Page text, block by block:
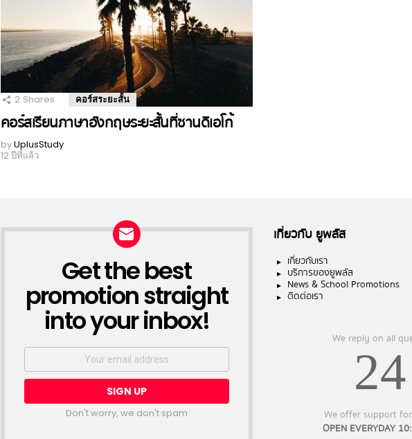
2 Shares คอร์สระยะสั้น
คอร์สเรียนภาษาอังกฤษระยะสั้นที่ซานดิเอโก้
byUplusStudy
12 ปีที่แล้ว
NEWSLETTER
Get the best
promotion straight
into your inbox!
Email
Don't worry, we don't spam
เกี่ยวกับ ยูพลัส
เกี่ยวกับเรา
บริการของยูพลัส
News & School Promotions
ติดต่อเรา
We reply on all
We offer support
OPEN EVERYDAY